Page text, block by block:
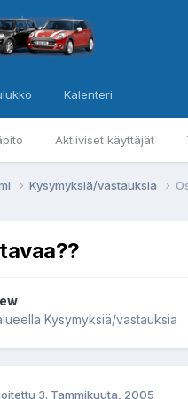
Aktiiviset käyttäjät
Kalenteri
Kysymyksiä/vastauksia
Kysymyksiä/vastauksia
3. Tammikuuta, 2005